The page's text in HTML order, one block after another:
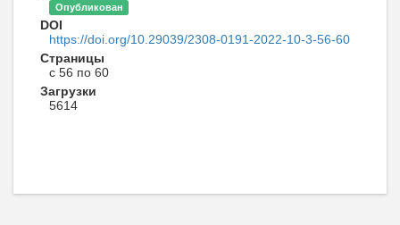
Опубликован
DOI
https://doi.org/10.29039/2308-0191-2022-10-3-56-60
Страницы
с 56 по 60
Загрузки
5614